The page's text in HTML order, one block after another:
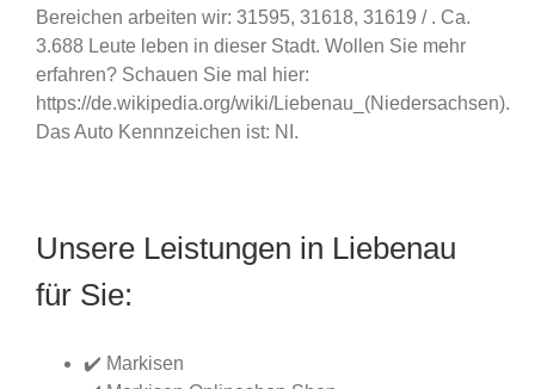
Bereichen arbeiten wir: 31595, 31618, 31619 / . Ca.
3.688 Leute leben in dieser Stadt. Wollen Sie mehr
erfahren? Schauen Sie mal hier:
https://de.wikipedia.org/wiki/Liebenau_(Niedersachsen).
Das Auto Kennnzeichen ist: NI.
Unsere Leistungen in Liebenau
für Sie:
✔️ Markisen